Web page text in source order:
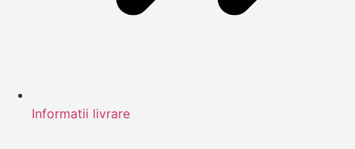
Informatii livrare